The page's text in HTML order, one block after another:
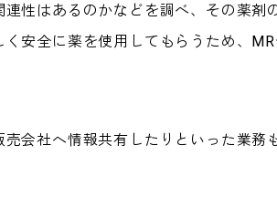
性はあるのかなどを調べ、その薬剤
安全に薬を使用してもらうため、MR
会社へ情報共有したりといった業務